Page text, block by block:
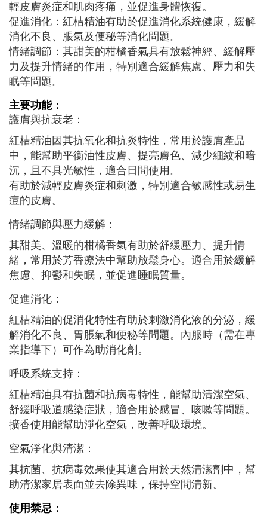
輕皮膚炎症和肌肉疼痛，並促進身體恢復。
促進消化：紅桔精油有助於促進消化系統健康，緩解
消化不良、脹氣及便秘等消化問題。
情緒調節：其甜美的柑橘香氣具有放鬆神經、緩解壓
力及提升情緒的作用，特別適合緩解焦慮、壓力和失
眠等問題。
主要功能：
護膚與抗衰老：
紅桔精油因其抗氧化和抗炎特性，常用於護膚產品
中，能幫助平衡油性皮膚、提亮膚色、減少細紋和暗
沉，且不具光敏性，適合日間使用。
有助於減輕皮膚炎症和刺激，特別適合敏感性或易生
痘的皮膚。
情緒調節與壓力緩解：
其甜美、溫暖的柑橘香氣有助於舒緩壓力、提升情
緒，常用於芳香療法中幫助放鬆身心。適合用於緩解
焦慮、抑鬱和失眠，並促進睡眠質量。
促進消化：
紅桔精油的促消化特性有助於刺激消化液的分泌，緩
解消化不良、胃脹氣和便秘等問題。內服時（需在專
業指導下）可作為助消化劑。
呼吸系統支持：
紅桔精油具有抗菌和抗病毒特性，能幫助清潔空氣、
舒緩呼吸道感染症狀，適合用於感冒、咳嗽等問題。
擴香使用能幫助淨化空氣，改善呼吸環境。
空氣淨化與清潔：
其抗菌、抗病毒效果使其適合用於天然清潔劑中，幫
助清潔家居表面並去除異味，保持空間清新。
使用禁忌：